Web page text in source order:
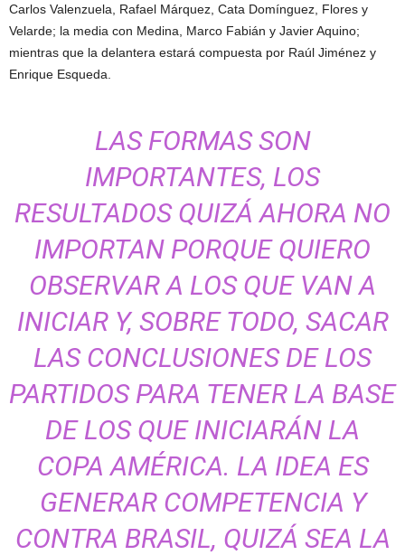
Carlos Valenzuela, Rafael Márquez, Cata Domínguez, Flores y
Velarde; la media con Medina, Marco Fabián y Javier Aquino;
mientras que la delantera estará compuesta por Raúl Jiménez y
Enrique Esqueda.
LAS FORMAS SON
IMPORTANTES, LOS
RESULTADOS QUIZÁ AHORA NO
IMPORTAN PORQUE QUIERO
OBSERVAR A LOS QUE VAN A
INICIAR Y, SOBRE TODO, SACAR
LAS CONCLUSIONES DE LOS
PARTIDOS PARA TENER LA BASE
DE LOS QUE INICIARÁN LA
COPA AMÉRICA. LA IDEA ES
GENERAR COMPETENCIA Y
CONTRA BRASIL, QUIZÁ SEA LA